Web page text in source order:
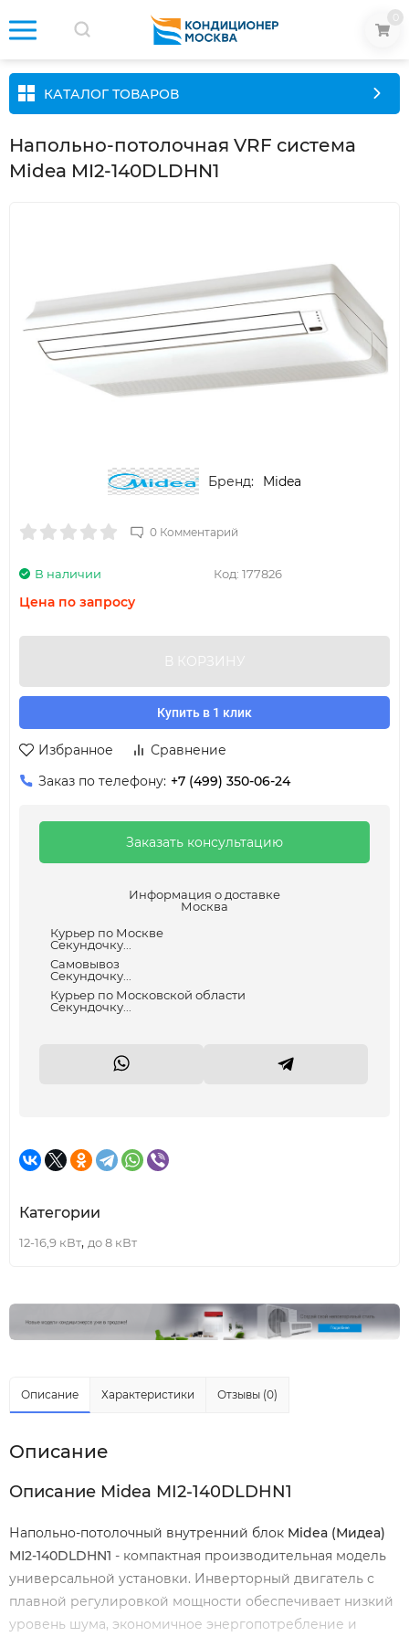
КАТАЛОГ ТОВАРОВ
Напольно-потолочная VRF система
Midea MI2-140DLDHN1
Бренд: Midea
0 Комментарий
Код: 177826
В наличии
Цена по запросу
В КОРЗИНУ
Купить в 1 клик
Избранное
Сравнение
Заказ по телефону: +7 (499) 350-06-24
Заказать консультацию
Информация о доставке
Москва
Курьер по Москве
Секундочку...
Самовывоз
Секундочку...
Курьер по Московской области
Секундочку...
Категории
12-16,9 кВт, до 8 кВт
Описание Характеристики Отзывы (0)
Описание
Описание Midea MI2-140DLDHN1
Напольно-потолочный внутренний блок Midea (Мидеа)
MI2-140DLDHN1 - компактная производительная модель
универсальной установки. Инверторный двигатель с
плавной регулировкой мощности обеспечивает низкий
уровень шума, экономичное энергопотребление и